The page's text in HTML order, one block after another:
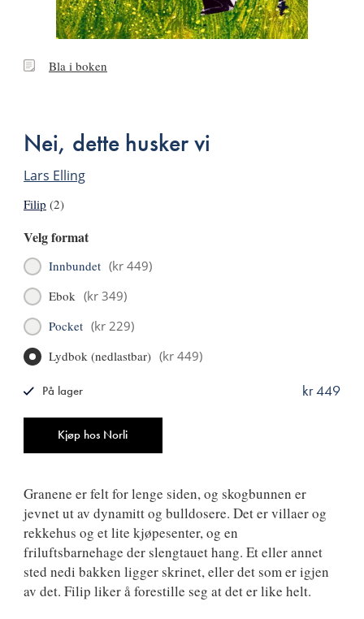
BlaBla i boken
Nei, dette husker vi
Lars Elling
Filip (2)
Velg format
Innbundet (kr 449)
Ebok (kr 349)
Pocket (kr 229)
Lydbok (nedlastbar) (kr 449)
Kjøp hos Norli
kr 449
På lager
Granene er felt for lenge siden, og skogbunnen er
jevnet ut av dynamitt og bulldosere. Det er villaer og
rekkehus og et lite kjøpesenter, og en
friluftsbarnehage der slengtauet hang. Et eller annet
sted nedi bakken ligger skrinet, eller det som er igjen
av det. Filip liker å forestille seg at det er like helt.